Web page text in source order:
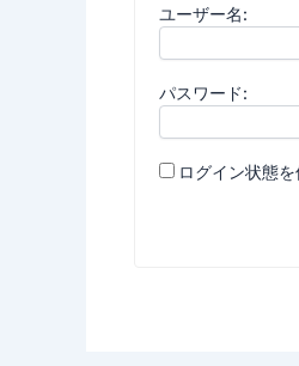
ユーザー名:
パスワード:
ログイン状態